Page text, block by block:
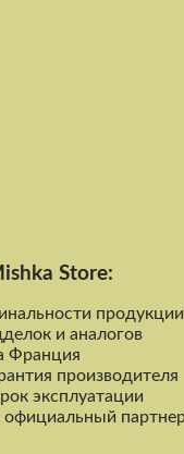
Store:
продукции
и аналогов
Франция
производителя
эксплуатации
официальный